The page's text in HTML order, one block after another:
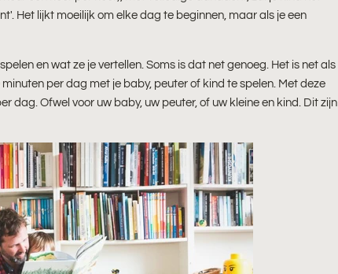
Het lijkt moeilijk om elke dag te beginnen, maar als je een
en wat ze je vertellen. Soms is dat net genoeg. Het is net als
per dag met je baby, peuter of kind te spelen. Met deze
dag. Ofwel voor uw baby, uw peuter, of uw kleine en kind. Dit zijn